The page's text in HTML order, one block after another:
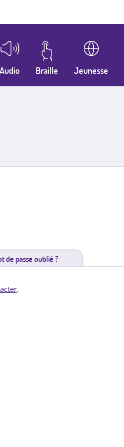
Audio Braille Jeunesse
de passe oublié ?
.